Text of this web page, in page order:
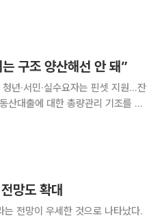
.”
구조 양산해선 안 돼”
년·서민·실수요자는 핀셋 지원…잔
망도 확대
전망이 우세한 것으로 나타났다.